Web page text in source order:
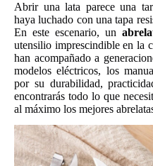
Abrir una lata parece una
haya luchado con una tapa
En este escenario, un
utensilio imprescindible en la
han acompañado a
modelos eléctricos, los
por su durabilidad,
encontrarás todo lo que
al máximo los mejores